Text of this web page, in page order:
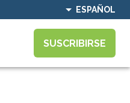
ESPAÑOL
SUSCRIBIRSE